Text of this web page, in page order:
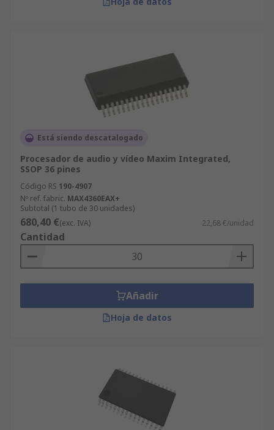
Está siendo descatalogado
Procesador de audio y vídeo Maxim Integrated,
SSOP 36 pines
Código RS 190-4907
Nº ref. fabric. MAX4360EAX+
Subtotal (1 tubo de 30 unidades)
680,40 €(exc. IVA) 22,68 €/unidad
Cantidad
Añadir
Hoja de datos